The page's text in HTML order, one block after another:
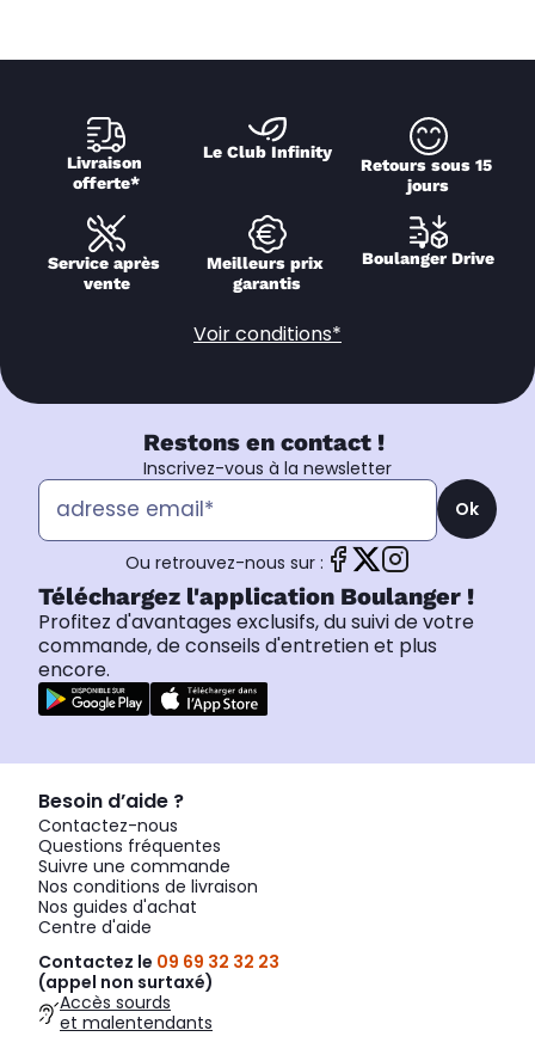
Livraison
offerte*
Le Club Infinity
Retours sous 15
jours
Service après
vente
Meilleurs prix
garantis
Boulanger Drive
Voir conditions*
Restons en contact !
Inscrivez-vous à la newsletter
Ok
Ou retrouvez-nous sur :
Téléchargez l'application Boulanger !
Profitez d'avantages exclusifs, du suivi de votre
commande, de conseils d'entretien et plus
encore.
Besoin d’aide ?
Contactez-nous
Questions fréquentes
Suivre une commande
Nos conditions de livraison
Nos guides d'achat
Centre d'aide
Contactez le 09 69 32 32 23
(appel non surtaxé)
Accès sourds
et malentendants